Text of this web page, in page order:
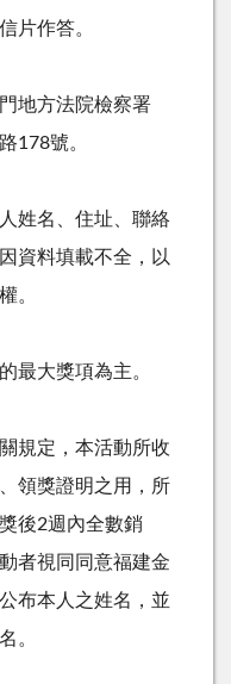
片作答。
地方法院檢察署
178號。
姓名、住址、聯絡
資料填載不全，以
。
最大獎項為主。
規定，本活動所收
領獎證明之用，所
後2週內全數銷
者視同同意福建金
布本人之姓名，並
。